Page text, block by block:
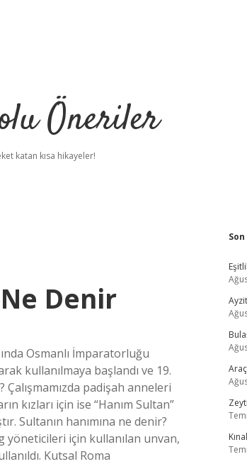
Öneriler
katan kısa hikayeler!
Denir
kullanılmaya başlandı ve 19.
Çalışmamızda padişah anneleri
kızları için ise “Hanım Sultan”
Sultanın hanımına ne denir?
yöneticileri için kullanılan unvan,
Kutsal Roma